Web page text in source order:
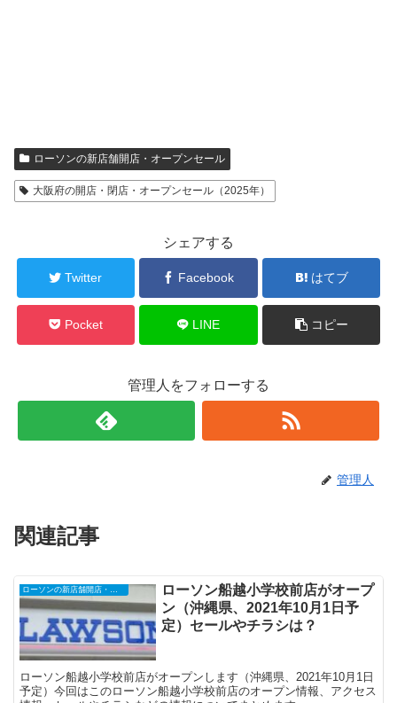
ローソンの新店舗開店・オープンセール
大阪府の開店・閉店・オープンセール（2025年）
シェアする
Twitter Facebook はてブ
Pocket LINE コピー
管理人をフォローする
管理人
関連記事
ローソン船越小学校前店がオープ
ン（沖縄県、2021年10月1日予
定）セールやチラシは？
ローソン船越小学校前店がオープンします（沖縄県、2021年10月1日
予定）今回はこのローソン船越小学校前店のオープン情報、アクセス